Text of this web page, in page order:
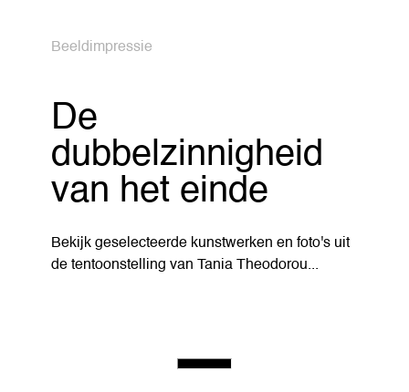
Beeldimpressie
De
dubbelzinnigheid
van het einde
Bekijk geselecteerde kunstwerken en foto's uit
de tentoonstelling van Tania Theodorou...